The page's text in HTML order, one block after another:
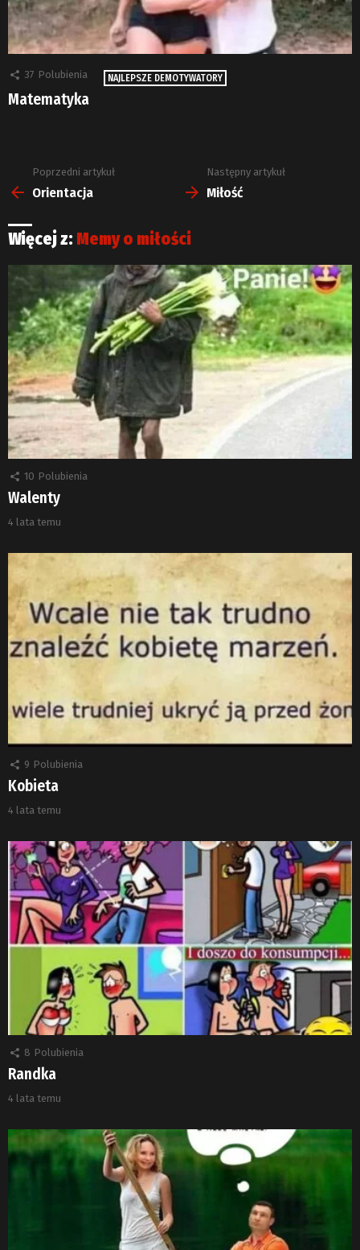
37 Polubienia NAJLEPSZE DEMOTYWATORY
Matematyka
Zobacz
więcej
Poprzedni artykuł
Orientacja
Następny artykuł
Miłość
Więcej z: Memy o miłości
10 Polubienia
Walenty
4 lata temu
9 Polubienia
Kobieta
4 lata temu
8 Polubienia
Randka
4 lata temu